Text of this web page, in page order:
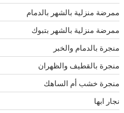
ممرضة منزلية بالشهر بالدمام
ممرضة منزلية بالشهر بتبوك
منجرة بالدمام والخبر
منجرة بالقطيف والظهران
منجرة خشب أم الساهك
نجار ابها